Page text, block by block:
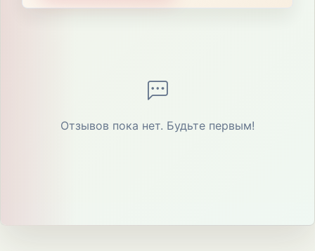
Отзывов пока нет. Будьте первым!